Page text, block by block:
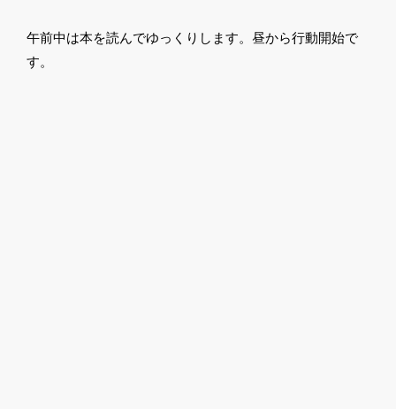
午前中は本を読んでゆっくりします。昼から行動開始で
す。